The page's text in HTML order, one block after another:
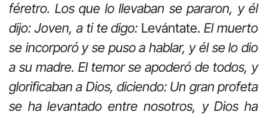
féretro. Los que lo llevaban se pararon, y él
dijo: Joven, a ti te digo: Levántate. El muerto
se incorporó y se puso a hablar, y él se lo dio
a su madre. El temor se apoderó de todos, y
glorificaban a Dios, diciendo: Un gran profeta
se ha levantado entre nosotros, y Dios ha